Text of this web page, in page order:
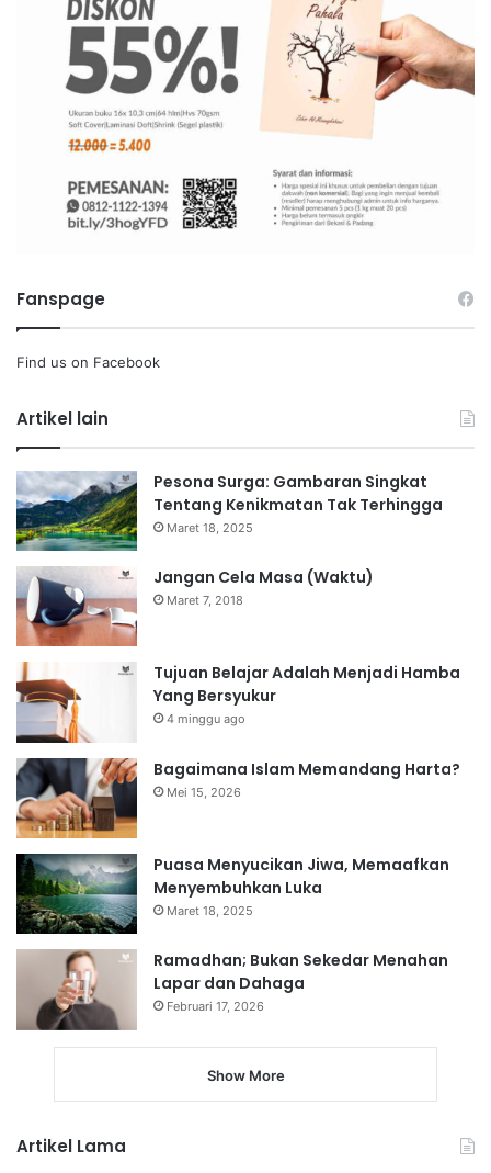
Fanspage
Find us on Facebook
Artikel lain
Pesona Surga: Gambaran Singkat
Tentang Kenikmatan Tak Terhingga
Maret 18, 2025
Jangan Cela Masa (Waktu)
Maret 7, 2018
Tujuan Belajar Adalah Menjadi Hamba
Yang Bersyukur
4 minggu ago
Bagaimana Islam Memandang Harta?
Mei 15, 2026
Puasa Menyucikan Jiwa, Memaafkan
Menyembuhkan Luka
Maret 18, 2025
Ramadhan; Bukan Sekedar Menahan
Lapar dan Dahaga
Februari 17, 2026
Show More
Artikel Lama